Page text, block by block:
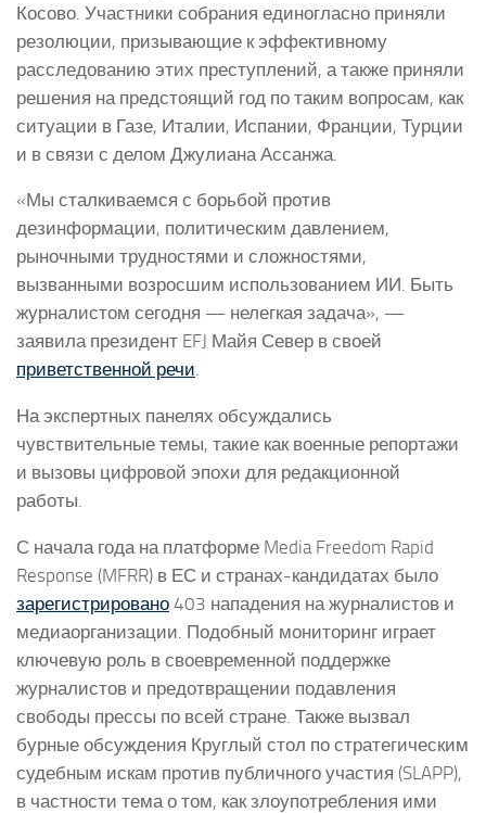
Косово. Участники собрания единогласно приняли
резолюции, призывающие к эффективному
расследованию этих преступлений, а также приняли
решения на предстоящий год по таким вопросам, как
ситуации в Газе, Италии, Испании, Франции, Турции
и в связи с делом Джулиана Ассанжа.
«Мы сталкиваемся с борьбой против
дезинформации, политическим давлением,
рыночными трудностями и сложностями,
вызванными возросшим использованием ИИ. Быть
журналистом сегодня — нелегкая задача», —
заявила президент EFJ Майя Север в своей
приветственной речи.
На экспертных панелях обсуждались
чувствительные темы, такие как военные репортажи
и вызовы цифровой эпохи для редакционной
работы.
С начала года на платформе Media Freedom Rapid
Response (MFRR) в ЕС и странах-кандидатах было
зарегистрировано 403 нападения на журналистов и
медиаорганизации. Подобный мониторинг играет
ключевую роль в своевременной поддержке
журналистов и предотвращении подавления
свободы прессы по всей стране. Также вызвал
бурные обсуждения Круглый стол по стратегическим
судебным искам против публичного участия (SLAPP),
в частности тема о том, как злоупотребления ими